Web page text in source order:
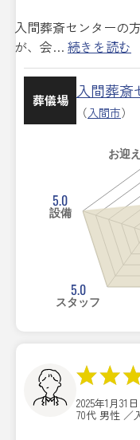
入間葬斎センターの
が、会… 続きを読む
葬儀場 入間葬斎
（入間市）
お迎
5.0
スタッフ
5.0
設備
2025年1月31日
70代 男性 ／